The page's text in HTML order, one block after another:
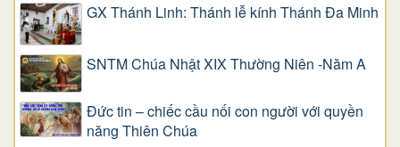
GX Thánh Linh: Thánh lễ kính Thánh Đa Minh
SNTM Chúa Nhật XIX Thường Niên -Năm A
Đức tin – chiếc cầu nối con người với quyền
năng Thiên Chúa